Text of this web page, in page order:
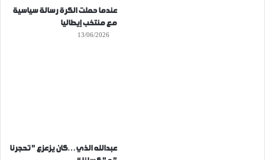
عندما حملت الكرة رسالة سياسية
مع منتخب إيطاليا
13/06/2026
عبدالله الذي…كان يزعزع ” تحجرنا